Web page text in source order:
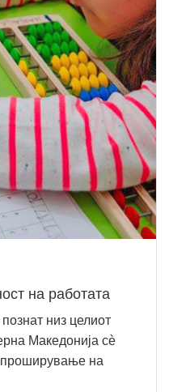
на работата
низ целиот
Македонија сѐ
проширување на